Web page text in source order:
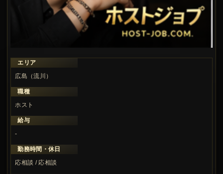
エリア
広島（流川）
職種
ホスト
給与
-
勤務時間・休日
応相談 / 応相談